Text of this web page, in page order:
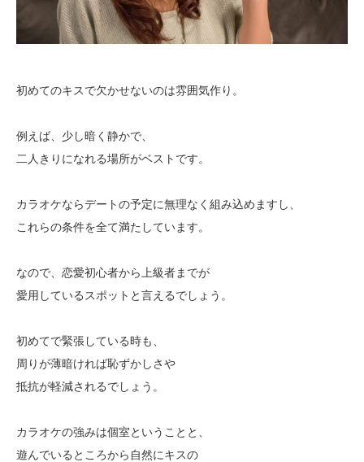
初めてのキスで欠かせないのは雰囲気作り。
例えば、少し暗く静かで、
二人きりになれる場所がベストです。
カラオケならデートの予定に無理なく組み込めますし、
これらの条件を全て満たしています。
なので、恋愛初心者から上級者までが
愛用しているスポットと言えるでしょう。
初めてで緊張している時も、
周りが薄暗ければ恥ずかしさや
抵抗が軽減されるでしょう。
カラオケの強みは個室ということと、
遊んでいるところから自然にキスの